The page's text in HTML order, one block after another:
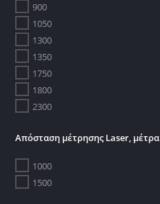
900
1050
1300
1350
1750
1800
2300
Απόσταση μέτρησης Laser, μέτρα
1000
1500